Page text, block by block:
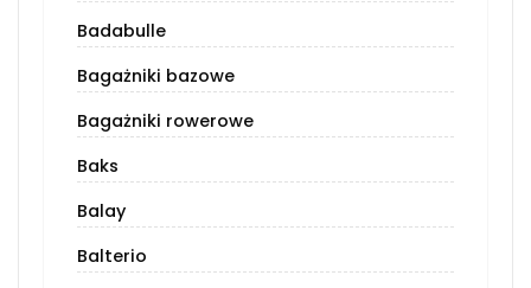
Badabulle
Bagażniki bazowe
Bagażniki rowerowe
Baks
Balay
Balterio